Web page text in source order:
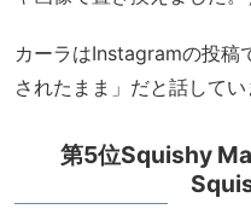
カーラはInstagramの投稿
されたまま」だと話してい
第5位Squishy